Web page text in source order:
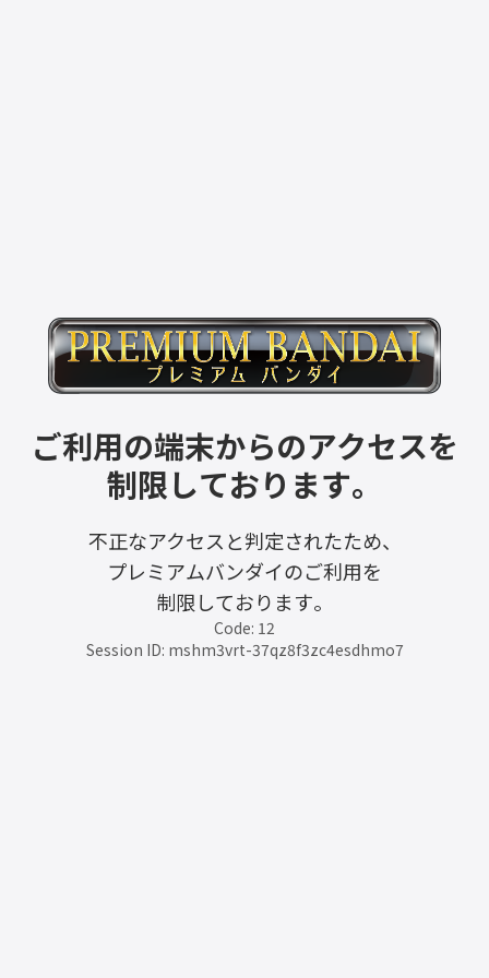
ご利用の端末からのアクセスを
制限しております。
不正なアクセスと判定されたため、
プレミアムバンダイのご利用を
制限しております。
Code: 12
Session ID: mshm3vrt-37qz8f3zc4esdhmo7